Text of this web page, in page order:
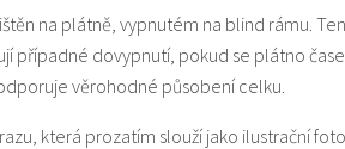
na plátně, vypnutém na blind rámu.
případné dovypnutí, pokud se plátno
věrohodné působení celku.
která prozatím slouží jako ilustrační